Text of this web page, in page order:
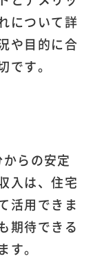
について詳
や目的に合
です。
らの安定
入は、住宅
活用できま
期待できる
。